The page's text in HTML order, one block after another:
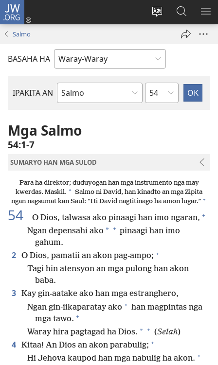
JW.ORG
Balyui
yinaknan
an
site
Pag-
log
new
Pamiling
ha
JW.ORG
Salmo
BASAHA HA
IPAKITA AN
Libro
Biblia
Kapitulo
Mga Salmo
54:1-7
SUMARYO HAN MGA SULOD
Para ha direktor; duduyogan han mga instrumento nga may
kwerdas. Maskil. * Salmo ni David, han kinadto an mga Zipita
ngan nagsumat kan Saul: “Hi David nagtitinago ha amon lugar.” +
54 O Dios, talwasa ako pinaagi han imo ngaran, +
Ngan depensahi ako * + pinaagi han imo
gahum.
2 O Dios, pamatii an akon pag-ampo; +
Tagi hin atensyon an mga pulong han akon
baba.
3 Kay gin-aatake ako han mga estranghero,
Ngan gin-iikaparatay ako * han magpintas nga
mga tawo. +
Waray hira pagtagad ha Dios. * + (Selah)
4 Kitaa! An Dios an akon parabulig; +
Hi Jehova kaupod han mga nabulig ha akon. *